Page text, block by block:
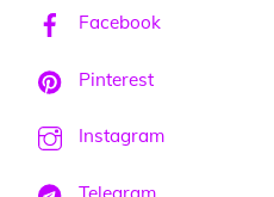
Facebook
Pinterest
Instagram